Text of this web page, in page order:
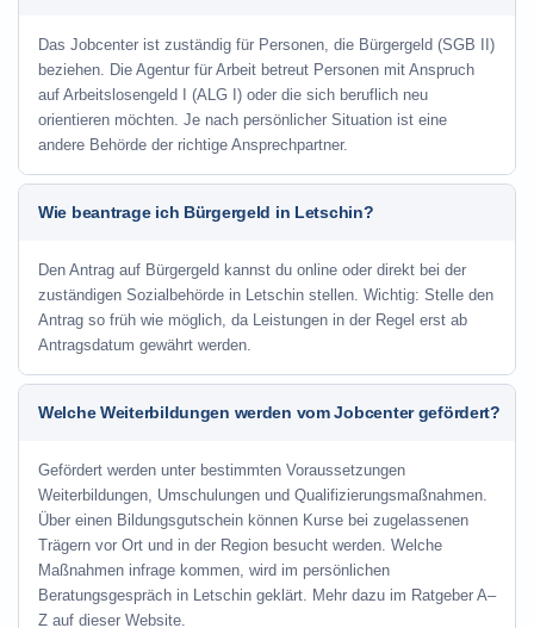
Das Jobcenter ist zuständig für Personen, die Bürgergeld (SGB II)
beziehen. Die Agentur für Arbeit betreut Personen mit Anspruch
auf Arbeitslosengeld I (ALG I) oder die sich beruflich neu
orientieren möchten. Je nach persönlicher Situation ist eine
andere Behörde der richtige Ansprechpartner.
Wie beantrage ich Bürgergeld in Letschin?
Den Antrag auf Bürgergeld kannst du online oder direkt bei der
zuständigen Sozialbehörde in Letschin stellen. Wichtig: Stelle den
Antrag so früh wie möglich, da Leistungen in der Regel erst ab
Antragsdatum gewährt werden.
Welche Weiterbildungen werden vom Jobcenter gefördert?
Gefördert werden unter bestimmten Voraussetzungen
Weiterbildungen, Umschulungen und Qualifizierungsmaßnahmen.
Über einen Bildungsgutschein können Kurse bei zugelassenen
Trägern vor Ort und in der Region besucht werden. Welche
Maßnahmen infrage kommen, wird im persönlichen
Beratungsgespräch in Letschin geklärt. Mehr dazu im Ratgeber A–
Z auf dieser Website.